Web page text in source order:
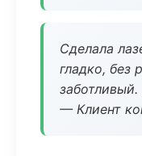
Сделала
гладко, без
заботливый.
— Клиент